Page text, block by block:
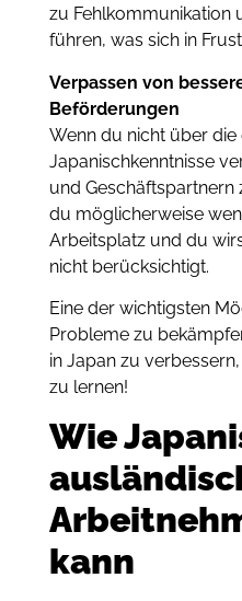
zu Fehlkommunikation
führen, was sich in
Verpassen von
Beförderungen
Wenn du nicht über
Japanischkenntnisse
und Geschäftspartnern
du möglicherweise
Arbeitsplatz und du
nicht berücksichtigt.
Eine der wichtigsten
Probleme zu
in Japan zu
zu lernen!
Wie
kann